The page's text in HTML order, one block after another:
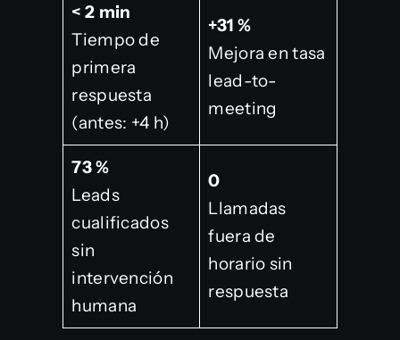
< 2 min
Tiempo de
primera
respuesta
(antes: +4 h)
+31 %
Mejora en tasa
lead-to-
meeting
73 %
Leads
cualificados
sin
intervención
humana
0
Llamadas
fuera de
horario sin
respuesta